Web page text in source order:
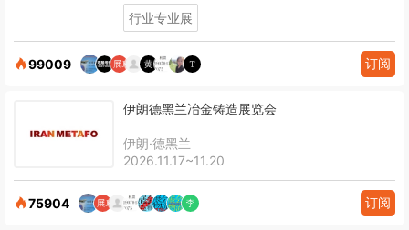
行业专业展
99009 订阅
伊朗德黑兰冶金铸造展览会
伊朗·德黑兰
2026.11.17~11.20
75904 订阅